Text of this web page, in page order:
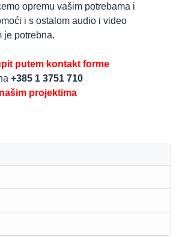
opremu vašim potrebama i
i s ostalom audio i video
je potrebna.
putem kontakt forme
+385 1 3751 710
projektima